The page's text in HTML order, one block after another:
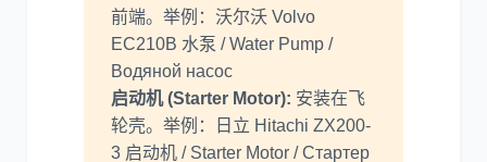
前端。举例：沃尔沃 Volvo
EC210B 水泵 / Water Pump /
Водяной насос
启动机 (Starter Motor): 安装在飞
轮壳。举例：日立 Hitachi ZX200-
3 启动机 / Starter Motor / Стартер